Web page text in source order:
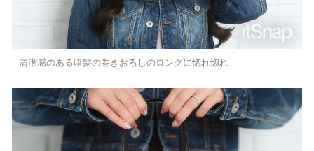
清潔感のある暗髪の巻きおろしのロングに惚れ惚れ